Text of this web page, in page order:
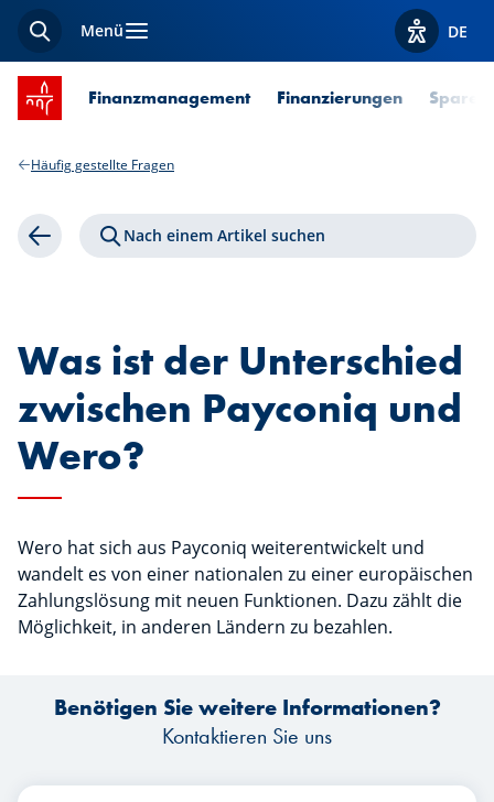
SucheMenü Optionen
DE
Startseite SPUERKEESS
Finanzmanagement Finanzierungen Sparen
Häufig gestellte Fragen
Zurück Nach einem Artikel suchen
Was ist der Unterschied
zwischen Payconiq und
Wero?
Wero hat sich aus Payconiq weiterentwickelt und
wandelt es von einer nationalen zu einer europäischen
Zahlungslösung mit neuen Funktionen. Dazu zählt die
Möglichkeit, in anderen Ländern zu bezahlen.
Benötigen Sie weitere Informationen?
Kontaktieren Sie uns